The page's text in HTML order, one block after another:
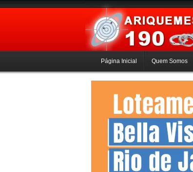
Página Inicial Quem Somos